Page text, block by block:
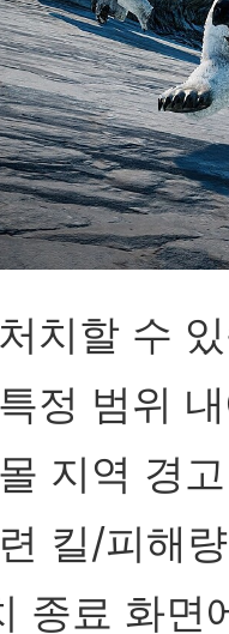
치할 수
정 범위
지역 경
킬/피해
종료 화면